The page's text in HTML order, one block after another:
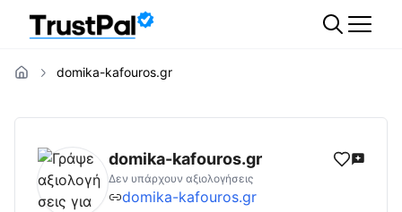
domika-kafouros.gr
domika-kafouros.gr Αξιολογήσεις | Δες
domika-kafouros.gr
Δεν υπάρχουν αξιολογήσεις
domika-kafouros.gr